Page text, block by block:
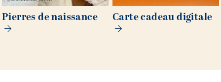
Pierres de naissance Carte cadeau digitale